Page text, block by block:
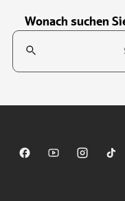
Wonach suchen
Suchfeld
Sparkasse auf Facebook
Sparkasse auf